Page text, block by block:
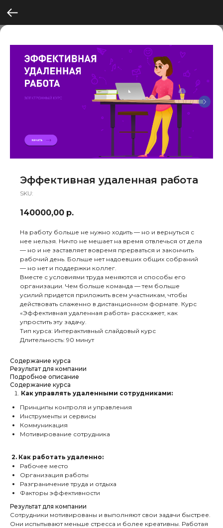
Эффективная удаленная работа
SKU:
140000,00 р.
На работу больше не нужно ходить — но и вернуться с
нее нельзя. Ничто не мешает на время отвлечься от дела
— но и не заставляет вовремя прерваться и закончить
рабочий день. Больше нет надоевших общих собраний
— но нет и поддержки коллег.
Вместе с условиями труда меняются и способы его
организации. Чем больше команда — тем больше
усилий придется приложить всем участникам, чтобы
действовать слаженно в дистанционном формате. Курс
«Эффективная удаленная работа» расскажет, как
упростить эту задачу.
Тип курса: Интерактивный слайдовый курс
Длительность: 90 минут
Содержание курса
Результат для компании
Подробное описание
Содержание курса
Как управлять удаленными сотрудниками:
Принципы контроля и управления
Инструменты и сервисы
Коммуникация
Мотивирование сотрудника
2. Как работать удаленно:
Рабочее место
Организация работы
Разграничение труда и отдыха
Факторы эффективности
Результат для компании
Сотрудники мотивированы и выполняют свои задачи быстрее.
Они испытывают меньше стресса и более креативны. Работая